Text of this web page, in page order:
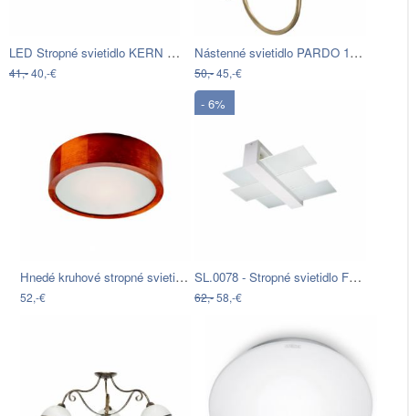
LED Stropné svietidlo KERN LED/24W…
41,-40,-€
Nástenné svietidlo PARDO 1xE27/40W…
50,-45,-€
Hnedé kruhové stropné svietidlo Lamkur…
52,-€
- 6%
SL.0078 - Stropné svietidlo FENIKS 2…
62,-58,-€